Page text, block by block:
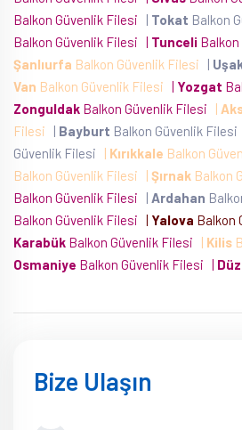
Balkon Güvenlik Filesi
| Tokat Balkon
Balkon Güvenlik Filesi | Tunceli
Şanlıurfa Balkon Güvenlik Filesi |
Van Balkon Güvenlik Filesi | Yozgat
Zonguldak Balkon Güvenlik Filesi |
Filesi
| Bayburt Balkon Güvenlik Filesi
Güvenlik Filesi
| Kırıkkale Balkon
Balkon Güvenlik Filesi
| Şırnak Balkon
Balkon Güvenlik Filesi
| Ardahan
Balkon Güvenlik Filesi | Yalova Balkon
Karabük Balkon Güvenlik Filesi | Kilis
Osmaniye Balkon Güvenlik Filesi |
Bize Ulaşın